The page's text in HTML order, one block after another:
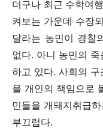
더구나 최근 수학여
켜보는 가운데 수장
달라는 농민이 경찰
없다. 아니 농민의
하고 있다.사회의 구
을 개인의 책임으로
민들을 개돼지취급
부끄럽다.